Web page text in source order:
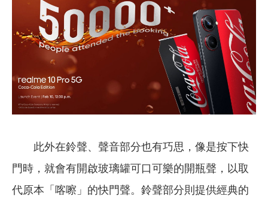
此外在鈴聲、聲音部分也有巧思，像是按下快
門時，就會有開啟玻璃罐可口可樂的開瓶聲，以取
代原本「喀嚓」的快門聲。鈴聲部分則提供經典的